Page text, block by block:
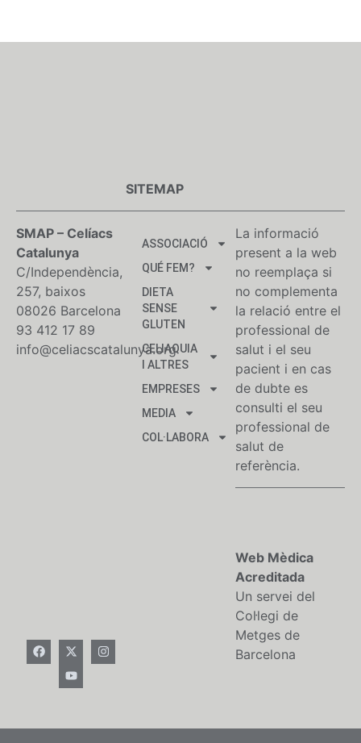
SMAP – Celíacs
Catalunya
C/Independència,
257, baixos
08026 Barcelona
93 412 17 89
info@celiacscatalunya.org
SITEMAP
ASSOCIACIÓ
QUÉ FEM?
DIETA
SENSE
GLUTEN
CELIAQUIA
I ALTRES
EMPRESES
MEDIA
COL·LABORA
La informació
present a la web
no reemplaça si
no complementa
la relació entre el
professional de
salut i el seu
pacient i en cas
de dubte es
consulti el seu
professional de
salut de
referència.
Web Mèdica
Acreditada
Un servei del
Col·legi de
Metges de
Barcelona